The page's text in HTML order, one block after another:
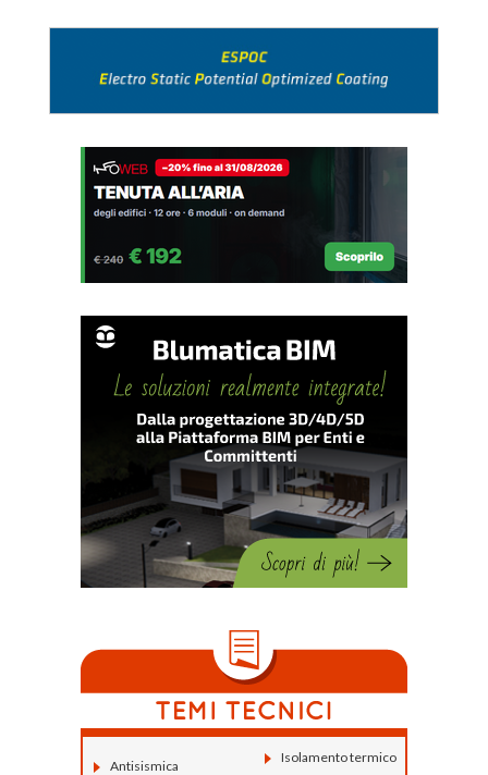
Antisismica
Isolamento termico